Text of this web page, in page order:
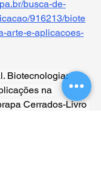
busca-de-
916213/biote
arte-e-aplicacoes-
Biotecnologia:
na
Cerrados-Livro